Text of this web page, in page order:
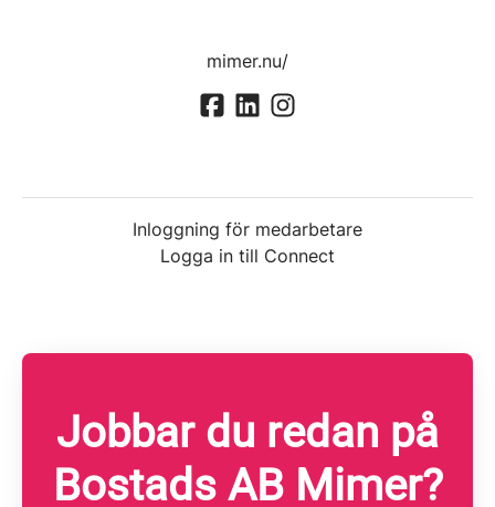
mimer.nu/
Inloggning för medarbetare
Logga in till Connect
Jobbar du redan på
Bostads AB Mimer?